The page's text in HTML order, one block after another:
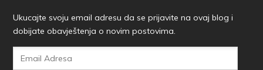
Ukucajte svoju email adresu da se prijavite na ovaj blog i
dobijate obavještenja o novim postovima.